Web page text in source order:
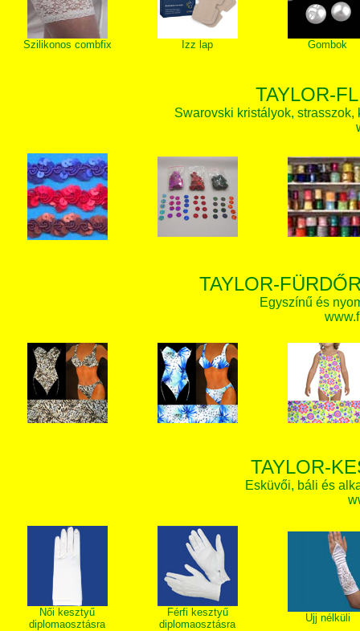
Szilikonos combfix Izz lap Gombok
TAYLOR-
Swarovski kristályok,
TAYLOR-
Egyszínű és
TAYLOR-
Esküvői, báli és
Női kesztyű
diplomaosztásra
Férfi kesztyű
diplomaosztásra
Ujj nélküli